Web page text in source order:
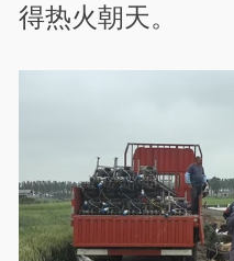
得热火朝天。